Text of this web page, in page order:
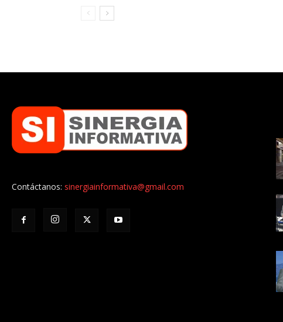
Contáctanos: sinergiainformativa@gmail.com